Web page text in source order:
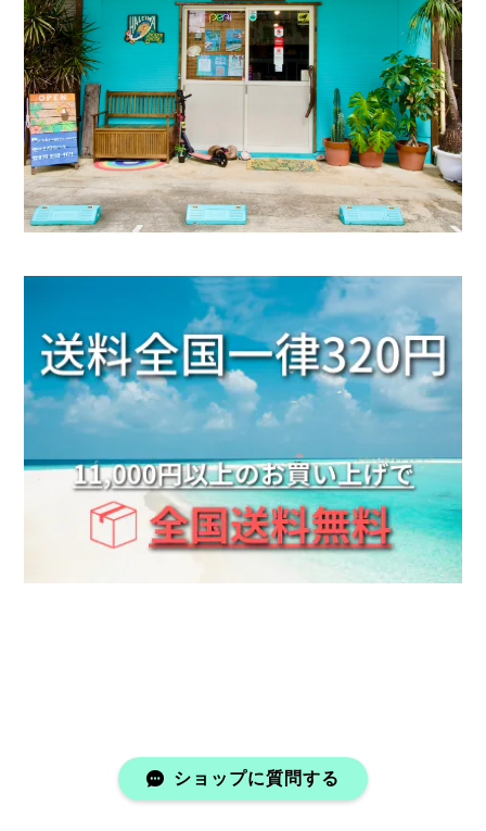
とっても可愛くお気に入りです‪ ·͜· ︎︎ᰔᩚ
Penne Pierce【Very's Jewelry】《両耳セット》
シルバー
2025/06/17
2025/06/17
友達とお揃いで付けようと思い シルバーと ゴールド
２個買いしちゃいました。 はやく、渡したいです。
2025/06/17
友達とお揃いで付けようと思い シルバーと ゴールド
２個買いしちゃいました。 はやく、渡したいです。
ショップに質問する